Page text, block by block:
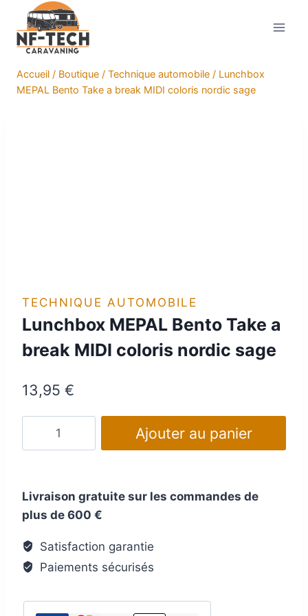
contenu
Accueil / Boutique / Technique automobile / Lunchbox
MEPAL Bento Take a break MIDI coloris nordic sage
TECHNIQUE AUTOMOBILE
Lunchbox MEPAL Bento Take a
break MIDI coloris nordic sage
13,95 €
Bento
Take
break
MIDI
Ajouter au panier
Livraison gratuite sur les commandes de
plus de 600 €
Satisfaction garantie
Paiements sécurisés